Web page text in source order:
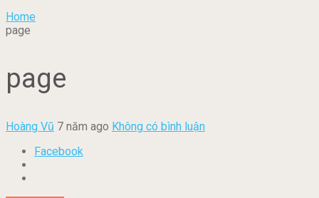
Home
page
page
Hoàng Vũ 7 năm ago Không có bình luận
Facebook